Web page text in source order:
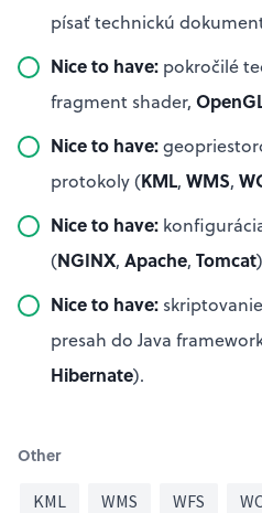
písať technickú
Nice to have: pokročilé
fragment shader,
Nice to have:
protokoly (KML, WMS,
Nice to have:
(NGINX, Apache, Tomcat
Nice to have:
presah do Java
Hibernate).
Other
KML WMS WFS